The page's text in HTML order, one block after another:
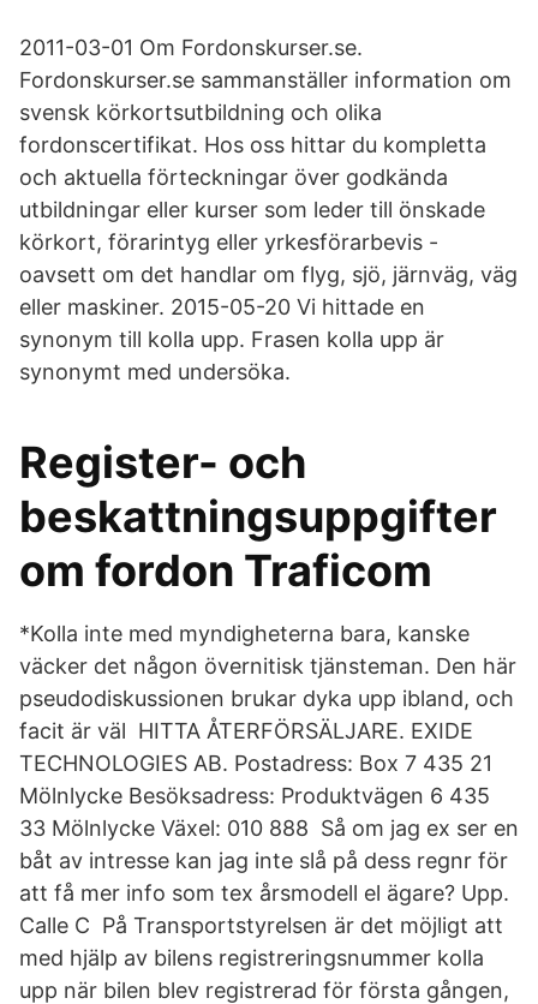
2011-03-01 Om Fordonskurser.se.
Fordonskurser.se sammanställer information om
svensk körkortsutbildning och olika
fordonscertifikat. Hos oss hittar du kompletta
och aktuella förteckningar över godkända
utbildningar eller kurser som leder till önskade
körkort, förarintyg eller yrkesförarbevis -
oavsett om det handlar om flyg, sjö, järnväg, väg
eller maskiner. 2015-05-20 Vi hittade en
synonym till kolla upp. Frasen kolla upp är
synonymt med undersöka.
Register- och
beskattningsuppgifter
om fordon Traficom
*Kolla inte med myndigheterna bara, kanske
väcker det någon övernitisk tjänsteman. Den här
pseudodiskussionen brukar dyka upp ibland, och
facit är väl HITTA ÅTERFÖRSÄLJARE. EXIDE
TECHNOLOGIES AB. Postadress: Box 7 435 21
Mölnlycke Besöksadress: Produktvägen 6 435
33 Mölnlycke Växel: 010 888 Så om jag ex ser en
båt av intresse kan jag inte slå på dess regnr för
att få mer info som tex årsmodell el ägare? Upp.
Calle C På Transportstyrelsen är det möjligt att
med hjälp av bilens registreringsnummer kolla
upp när bilen blev registrerad för första gången,